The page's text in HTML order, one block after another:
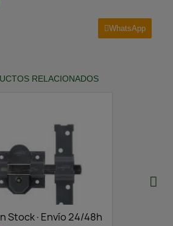
WhatsApp
RELACIONADOS
Stock·Envío 24/48h